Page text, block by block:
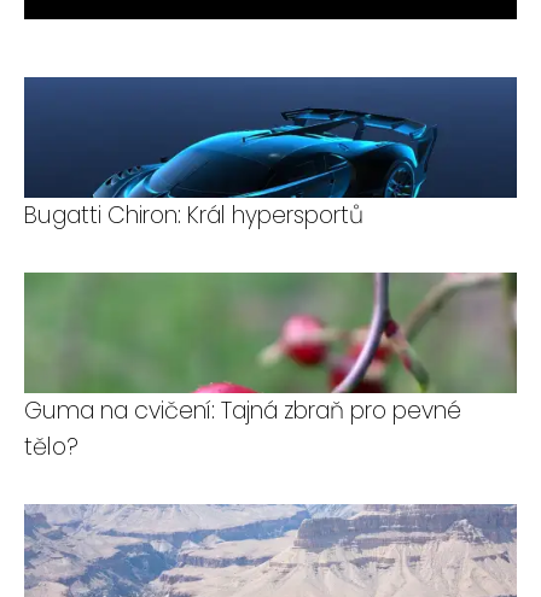
Bugatti Chiron: Král hypersportů
Guma na cvičení: Tajná zbraň pro pevné
tělo?